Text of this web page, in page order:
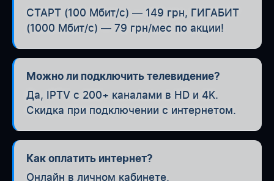
СТАРТ (100 Мбит/с) — 149 грн, ГИГАБИТ
(1000 Мбит/с) — 79 грн/мес по акции!
Можно ли подключить телевидение?
Да, IPTV с 200+ каналами в HD и 4K.
Скидка при подключении с интернетом.
Как оплатить интернет?
Онлайн в личном кабинете,